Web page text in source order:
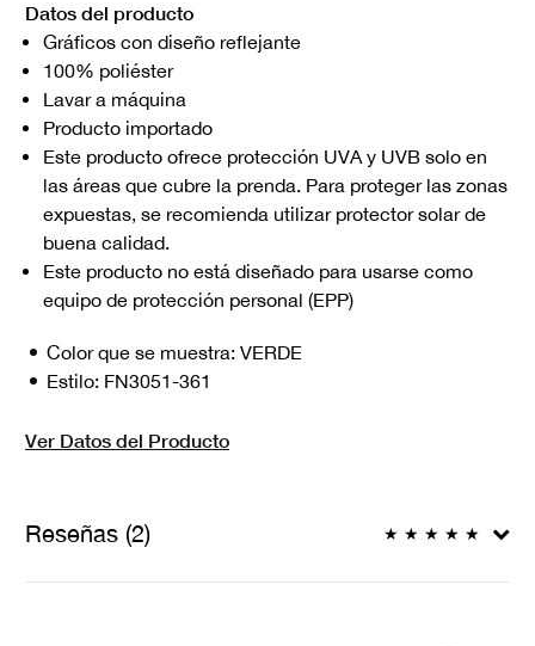
Datos del producto
Gráficos con diseño reflejante
100% poliéster
Lavar a máquina
Producto importado
Este producto ofrece protección UVA y UVB solo en
las áreas que cubre la prenda. Para proteger las zonas
expuestas, se recomienda utilizar protector solar de
buena calidad.
Este producto no está diseñado para usarse como
equipo de protección personal (EPP)
Color que se muestra: VERDE
Estilo: FN3051-361
Ver Datos del Producto
Reseñas (2) ★ ★ ★ ★ ★